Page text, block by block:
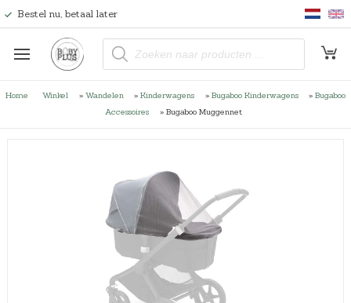
Bestel nu, betaal later
P
o
c
Home Winkel » Wandelen » Kinderwagens » Bugaboo Kinderwagens » Bugaboo
Accessoires
» Bugaboo Muggennet